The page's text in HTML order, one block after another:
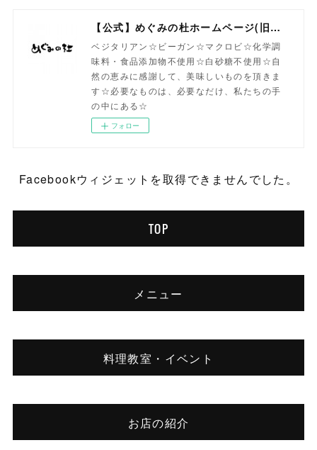
【公式】めぐみの杜ホームページ(旧自然食工房）
ベジタリアン☆ビーガン☆マクロビ☆化学調
味料・食品添加物不使用☆白砂糖不使用☆自
然の恵みに感謝して、美味しいものを頂きま
す☆必要なものは、必要なだけ、私たちの手
の中にある☆
フォロー
Facebookウィジェットを取得できませんでした。
TOP
メニュー
料理教室・イベント
お店の紹介